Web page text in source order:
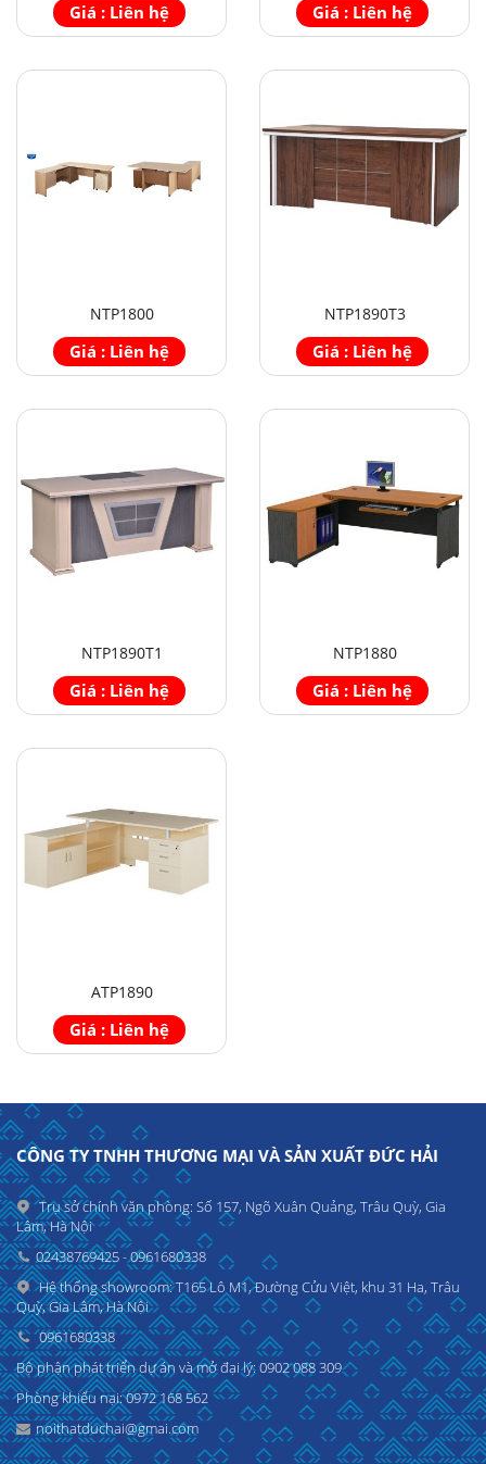
Giá : Liên hệ Giá : Liên hệ
NTP1800
Giá : Liên hệ
NTP1890T3
Giá : Liên hệ
NTP1890T1
Giá : Liên hệ
NTP1880
Giá : Liên hệ
ATP1890
Giá : Liên hệ
CÔNG TY TNHH THƯƠNG MẠI VÀ SẢN XUẤT ĐỨC HẢI
Trụ sở chính văn phòng: Số 157, Ngõ Xuân Quảng, Trâu Quỳ, Gia
Lâm, Hà Nội
02438769425 - 0961680338
Hệ thống showroom: T165 Lô M1, Đường Cửu Việt, khu 31 Ha, Trâu
Quỳ, Gia Lâm, Hà Nội
0961680338
Bộ phận phát triển dự án và mở đại lý: 0902 088 309
Phòng khiếu nại: 0972 168 562
noithatduchai@gmai.com